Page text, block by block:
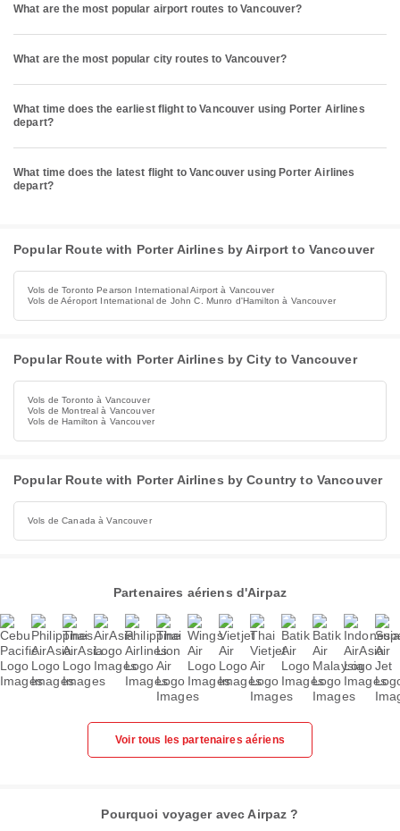
What are the most popular airport routes to Vancouver?
What are the most popular city routes to Vancouver?
What time does the earliest flight to Vancouver using Porter Airlines
depart?
What time does the latest flight to Vancouver using Porter Airlines
depart?
Popular Route with Porter Airlines by Airport to Vancouver
Vols de Toronto Pearson International Airport à Vancouver
Vols de Aéroport International de John C. Munro d'Hamilton à Vancouver
Popular Route with Porter Airlines by City to Vancouver
Vols de Toronto à Vancouver
Vols de Montreal à Vancouver
Vols de Hamilton à Vancouver
Popular Route with Porter Airlines by Country to Vancouver
Vols de Canada à Vancouver
Partenaires aériens d'Airpaz
Voir tous les partenaires aériens
Pourquoi voyager avec Airpaz ?